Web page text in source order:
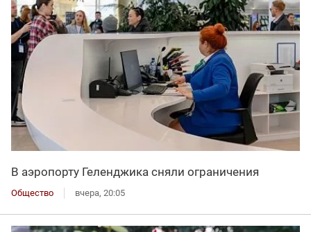
В аэропорту Геленджика сняли ограничения
Общество вчера, 20:05